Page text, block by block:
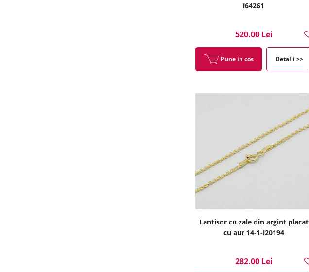
i64261
520.00 Lei
Pune in cos Detalii >>
Lantisor cu zale din argint placat
cu aur 14-1-i20194
282.00 Lei